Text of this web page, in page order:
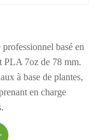
basé en
PLA 7oz de 78 mm.
à base de plantes,
en charge